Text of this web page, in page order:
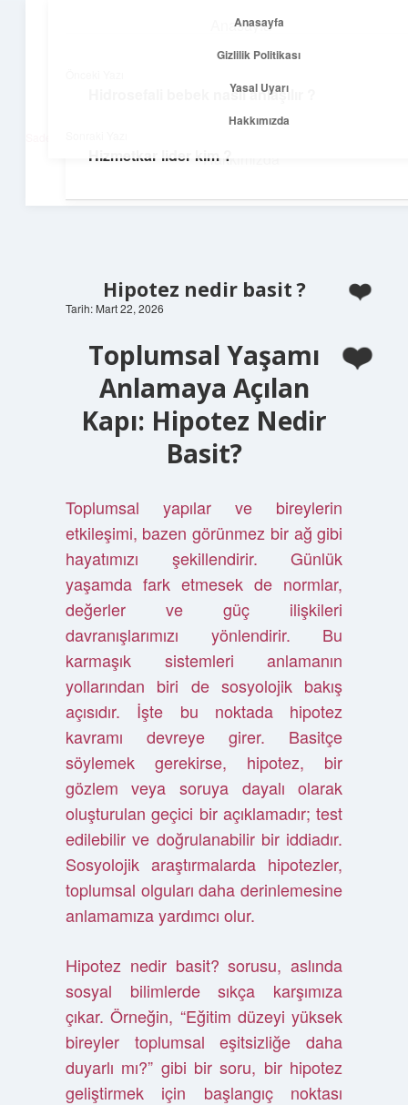
Anasayfa
Yasal Uyarı
Hakkımızda
Net Fikirler Dünyası
Hipotez nedir basit ?
Tarih: Mart 22, 2026
Toplumsal Yaşamı
Anlamaya Açılan
Kapı: Hipotez Nedir
Basit?
Toplumsal yapılar ve bireylerin
etkileşimi, bazen görünmez bir ağ gibi
hayatımızı şekillendirir. Günlük
yaşamda fark etmesek de normlar,
değerler ve güç ilişkileri
davranışlarımızı yönlendirir. Bu
karmaşık sistemleri anlamanın
yollarından biri de sosyolojik bakış
açısıdır. İşte bu noktada hipotez
kavramı devreye girer. Basitçe
söylemek gerekirse, hipotez, bir
gözlem veya soruya dayalı olarak
oluşturulan geçici bir açıklamadır; test
edilebilir ve doğrulanabilir bir iddiadır.
Sosyolojik araştırmalarda hipotezler,
toplumsal olguları daha derinlemesine
anlamamıza yardımcı olur.
Hipotez nedir basit? sorusu, aslında
sosyal bilimlerde sıkça karşımıza
çıkar. Örneğin, “Eğitim düzeyi yüksek
bireyler toplumsal eşitsizliğe daha
duyarlı mı?” gibi bir soru, bir hipotez
geliştirmek için başlangıç noktası
Hidrosefali bebek nasıl anlaşılır ?
Hizmetkar lider kim ?
Anasayfa
Gizlilik Politikası
Yasal Uyarı
Hakkımızda